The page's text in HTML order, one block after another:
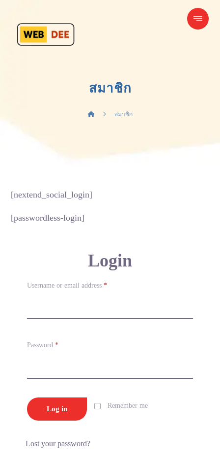
สมาชิก
สมาชิก
[nextend_social_login]
[passwordless-login]
Login
Username or email address*
Password*
Remember me
Log in
Lost your password?